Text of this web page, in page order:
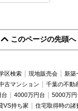
このページの先頭へ
区検索 現地販売会
新築
古マンション 千葉の不動
4000万円台
5000万円
VS持ち家
住宅取得時の諸